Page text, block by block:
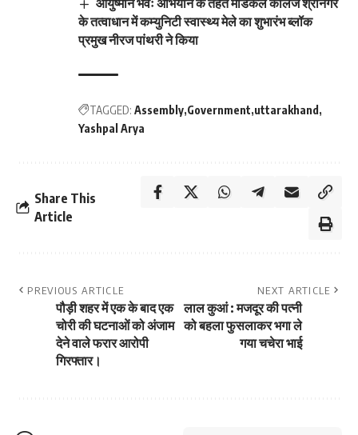
के तत्वाधान में कम्युनिटी स्वास्थ्य मेले का शुभारंभ ब्लॉक
प्रमुख नीरज पांथरी ने किया
TAGGED: Assembly Government uttarakhand
Yashpal Arya
Share This
Article
PREVIOUS ARTICLE
पौड़ी शहर में एक के बाद एक
चोरी की घटनाओं को अंजाम
देने वाले फरार आरोपी
गिरफ्तार।
NEXT ARTICLE
लाल कुआं : मजदूर की पत्नी
को बहला फुसलाकर भगा ले
गया चचेरा भाई